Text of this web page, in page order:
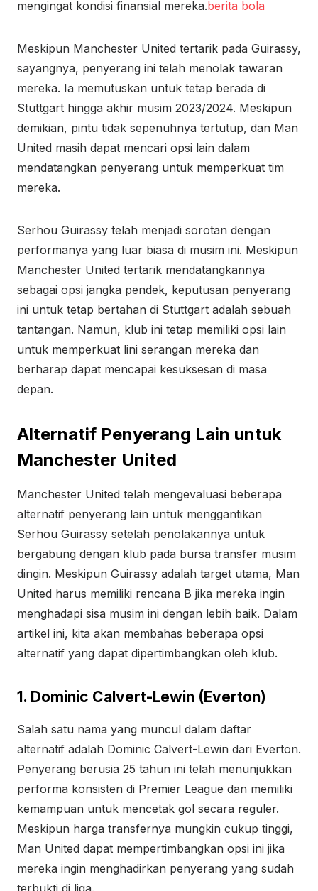
mengingat kondisi finansial mereka.berita bola
Meskipun Manchester United tertarik pada Guirassy,
sayangnya, penyerang ini telah menolak tawaran
mereka. Ia memutuskan untuk tetap berada di
Stuttgart hingga akhir musim 2023/2024. Meskipun
demikian, pintu tidak sepenuhnya tertutup, dan Man
United masih dapat mencari opsi lain dalam
mendatangkan penyerang untuk memperkuat tim
mereka.
Serhou Guirassy telah menjadi sorotan dengan
performanya yang luar biasa di musim ini. Meskipun
Manchester United tertarik mendatangkannya
sebagai opsi jangka pendek, keputusan penyerang
ini untuk tetap bertahan di Stuttgart adalah sebuah
tantangan. Namun, klub ini tetap memiliki opsi lain
untuk memperkuat lini serangan mereka dan
berharap dapat mencapai kesuksesan di masa
depan.
Alternatif Penyerang Lain untuk
Manchester United
Manchester United telah mengevaluasi beberapa
alternatif penyerang lain untuk menggantikan
Serhou Guirassy setelah penolakannya untuk
bergabung dengan klub pada bursa transfer musim
dingin. Meskipun Guirassy adalah target utama, Man
United harus memiliki rencana B jika mereka ingin
menghadapi sisa musim ini dengan lebih baik. Dalam
artikel ini, kita akan membahas beberapa opsi
alternatif yang dapat dipertimbangkan oleh klub.
1. Dominic Calvert-Lewin (Everton)
Salah satu nama yang muncul dalam daftar
alternatif adalah Dominic Calvert-Lewin dari Everton.
Penyerang berusia 25 tahun ini telah menunjukkan
performa konsisten di Premier League dan memiliki
kemampuan untuk mencetak gol secara reguler.
Meskipun harga transfernya mungkin cukup tinggi,
Man United dapat mempertimbangkan opsi ini jika
mereka ingin menghadirkan penyerang yang sudah
terbukti di liga.